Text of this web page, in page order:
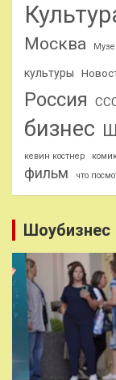
Москва
культуры
Россия
бизнес
кевин костнер
фильм
что
Шоубизнес